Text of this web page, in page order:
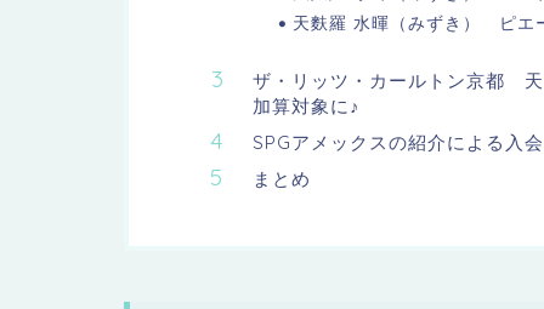
天麩羅 水暉（みずき） ピエ
ザ・リッツ・カールトン京都
加算対象に♪
SPGアメックスの紹介による入
まとめ